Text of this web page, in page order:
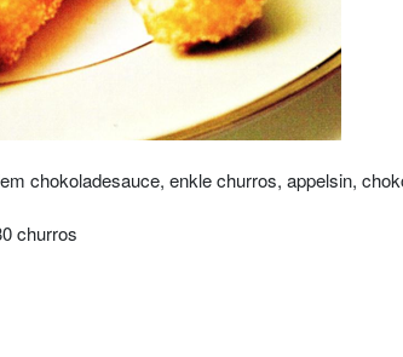
chokoladesauce, enkle churros, appelsin,
churros